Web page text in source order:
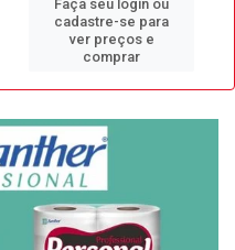
Faça seu login ou
cadastre-se para
ver preços e
comprar